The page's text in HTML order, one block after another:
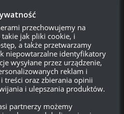
przechowujemy na
jak pliki cookie, i
a także przetwarzamy
niepowtarzalne identyfikatory
wysyłane przez urządzenie,
reklam i
treści oraz zbierania opinii
i ulepszania produktów.
partnerzy możemy